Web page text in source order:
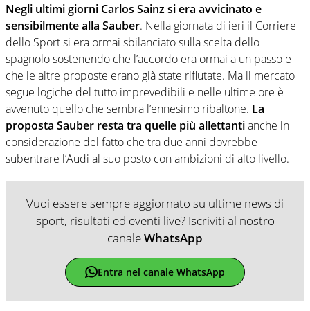
Negli ultimi giorni Carlos Sainz si era avvicinato e
sensibilmente alla Sauber. Nella giornata di ieri il Corriere
dello Sport si era ormai sbilanciato sulla scelta dello
spagnolo sostenendo che l’accordo era ormai a un passo e
che le altre proposte erano già state rifiutate. Ma il mercato
segue logiche del tutto imprevedibili e nelle ultime ore è
avvenuto quello che sembra l’ennesimo ribaltone. La
proposta Sauber resta tra quelle più allettantianche in
considerazione del fatto che tra due anni dovrebbe
subentrare l’Audi al suo posto con ambizioni di alto livello.
Vuoi essere sempre aggiornato su ultime news di
sport, risultati ed eventi live? Iscriviti al nostro
canaleWhatsApp
Entra nel canale WhatsApp